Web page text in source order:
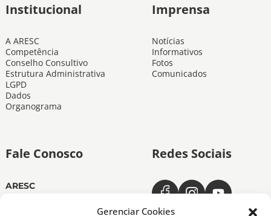
Gerenciar Cookies
Institucional
A ARESC
Competência
Conselho Consultivo
Estrutura Administrativa
LGPD
Dados
Organograma
Imprensa
Notícias
Informativos
Fotos
Comunicados
Fale Conosco
ARESC
Redes Sociais